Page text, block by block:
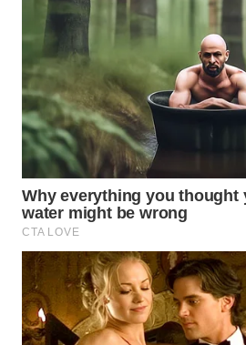
KALTIM
WN
SULSEL
WN
GORONTALO
WN
SULUT
MALUKU